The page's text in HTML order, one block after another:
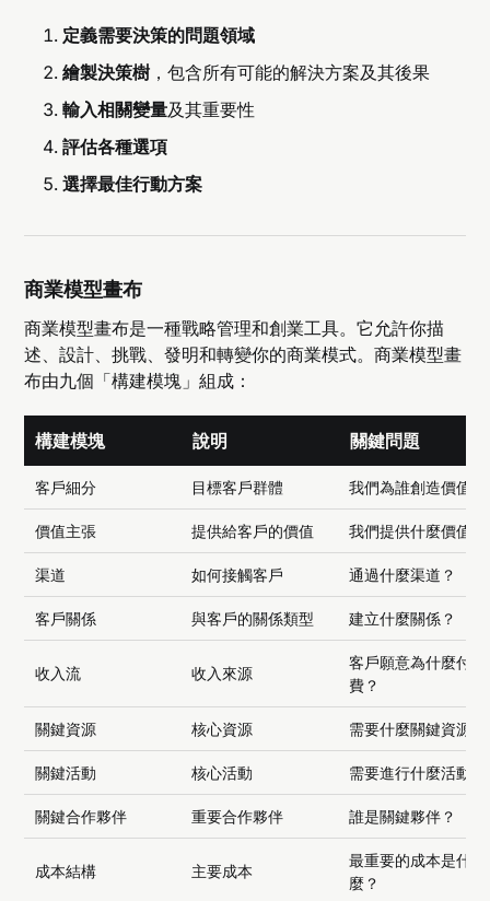
定義需要決策的問題領域
繪製決策樹 ，包含所有可能的解決方案及其後果
輸入相關變量及其重要性
評估各種選項
選擇最佳行動方案
商業模型畫布
商業模型畫布是一種戰略管理和創業工具。它允許你描
述、設計、挑戰、發明和轉變你的商業模式。商業模型畫
布由九個「構建模塊」組成：
構建模塊 說明 關鍵問題
客戶細分 目標客戶群體 我們為誰創造價值？
價值主張 提供給客戶的價值 我們提供什麼價值？
渠道 如何接觸客戶 通過什麼渠道？
客戶關係 與客戶的關係類型 建立什麼關係？
收入流 收入來源
客戶願意為什麼付
費？
關鍵資源 核心資源 需要什麼關鍵資源？
關鍵活動 核心活動 需要進行什麼活動？
關鍵合作夥伴 重要合作夥伴 誰是關鍵夥伴？
成本結構 主要成本
最重要的成本是什
麼？